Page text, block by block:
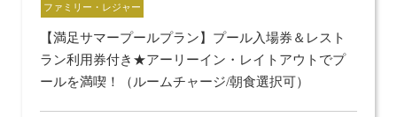
ファミリー・レジャー
【満足サマープールプラン】プール入場券＆レスト
ラン利用券付き★アーリーイン・レイトアウトでプ
ールを満喫！（ルームチャージ/朝食選択可）